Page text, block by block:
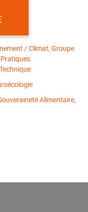
/ Climat, Groupe
Alimentaire,